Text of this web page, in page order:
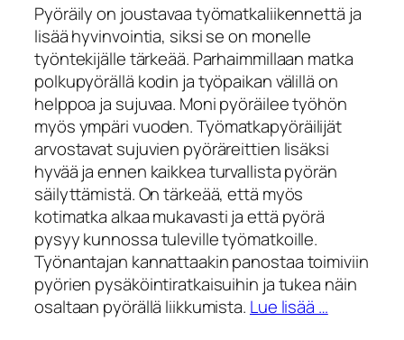
Pyöräily on joustavaa työmatkaliikennettä ja
lisää hyvinvointia, siksi se on monelle
työntekijälle tärkeää. Parhaimmillaan matka
polkupyörällä kodin ja työpaikan välillä on
helppoa ja sujuvaa. Moni pyöräilee työhön
myös ympäri vuoden. Työmatkapyöräilijät
arvostavat sujuvien pyöräreittien lisäksi
hyvää ja ennen kaikkea turvallista pyörän
säilyttämistä. On tärkeää, että myös
kotimatka alkaa mukavasti ja että pyörä
pysyy kunnossa tuleville työmatkoille.
Työnantajan kannattaakin panostaa toimiviin
pyörien pysäköintiratkaisuihin ja tukea näin
osaltaan pyörällä liikkumista. Lue lisää …